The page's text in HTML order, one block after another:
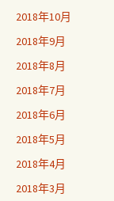
2018年10月
2018年9月
2018年8月
2018年7月
2018年6月
2018年5月
2018年4月
2018年3月